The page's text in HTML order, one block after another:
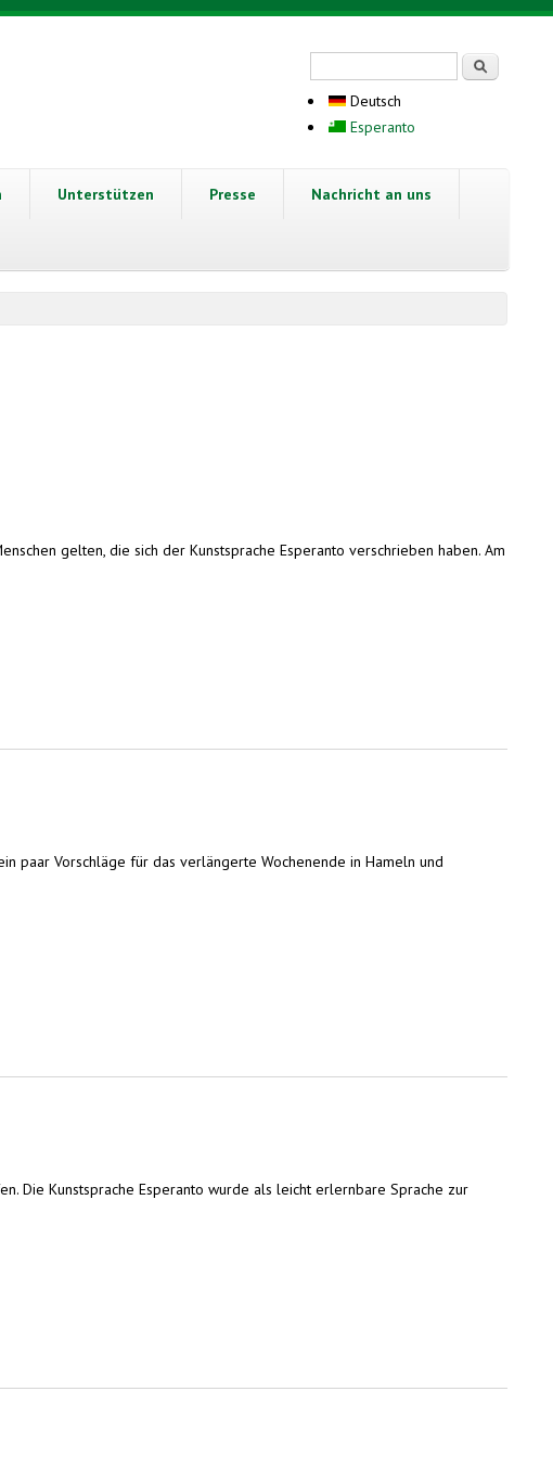
Deutsch
Esperanto
Unterstützen Presse Nachricht an uns
gelten, die sich der Kunstsprache Esperanto verschrieben haben. Am
paar Vorschläge für das verlängerte Wochenende in Hameln und
Die Kunstsprache Esperanto wurde als leicht erlernbare Sprache zur